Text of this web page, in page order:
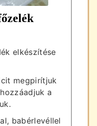
elkészítése
megpirítjuk
a
babérlevéllel